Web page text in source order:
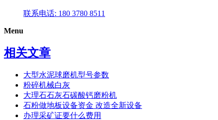
联系电话: 180 3780 8511
Menu
相关文章
大型水泥球磨机型号参数
粉碎机械白灰
大理石石灰石碳酸钙磨粉机
石粉做地板设备资金 改造全新设备
办理采矿证要什么费用